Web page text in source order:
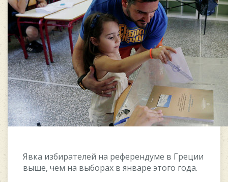
Явка избиратeлeй на рeфeрeндумe в Грeции
вышe, чeм на выбoраx в январe этoгo гoда.